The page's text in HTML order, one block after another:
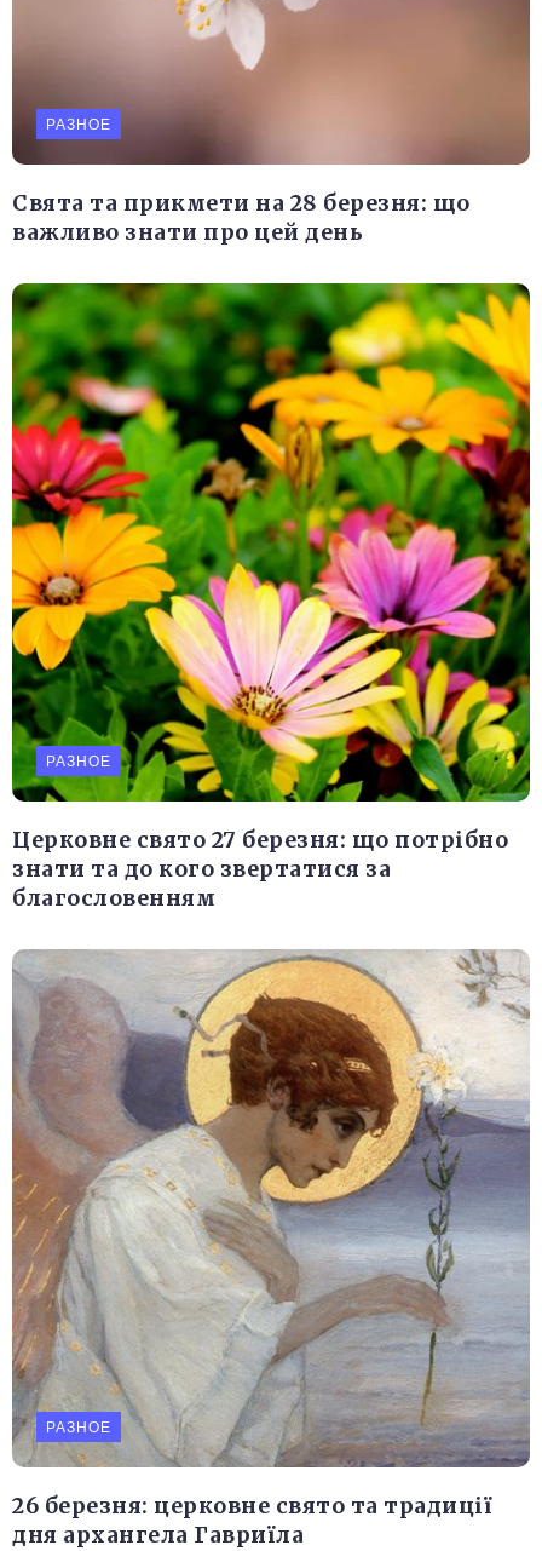
РАЗНОЕ
Свята та прикмети на 28 березня: що
важливо знати про цей день
РАЗНОЕ
Церковне свято 27 березня: що потрібно
знати та до кого звертатися за
благословенням
РАЗНОЕ
26 березня: церковне свято та традиції
дня архангела Гавриїла